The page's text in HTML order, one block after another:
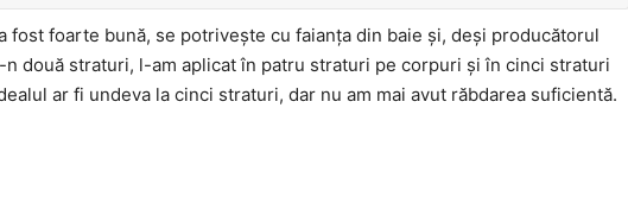
fost foarte bună, se potrivește cu faianța din baie și, deși producătorul
n două straturi, l-am aplicat în patru straturi pe corpuri și în cinci straturi
ar fi undeva la cinci straturi, dar nu am mai avut răbdarea suficientă.